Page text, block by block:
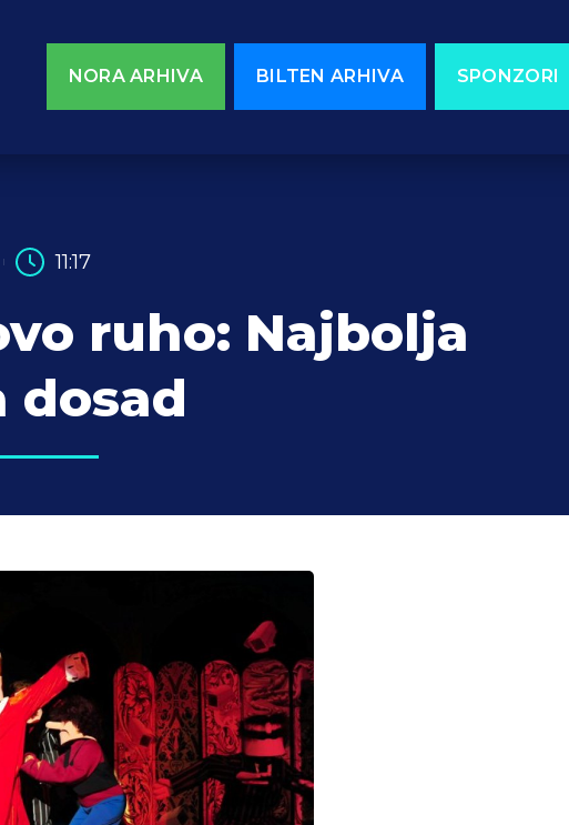
NORA ARHIVA BILTEN ARHIVA SPONZORI
11:17
ruho: Najbolja
dosad